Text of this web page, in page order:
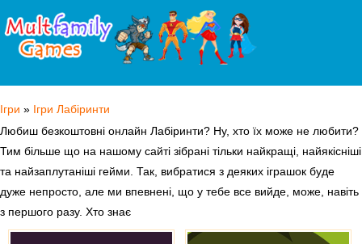
Ігри » Ігри Лабіринти
Любиш безкоштовні онлайн Лабіринти? Ну, хто їх може не любити?
Тим більше що на нашому сайті зібрані тільки найкращі, найякісніші
та найзаплутаніші гейми. Так, вибратися з деяких іграшок буде
дуже непросто, але ми впевнені, що у тебе все вийде, може, навіть
з першого разу. Хто знає